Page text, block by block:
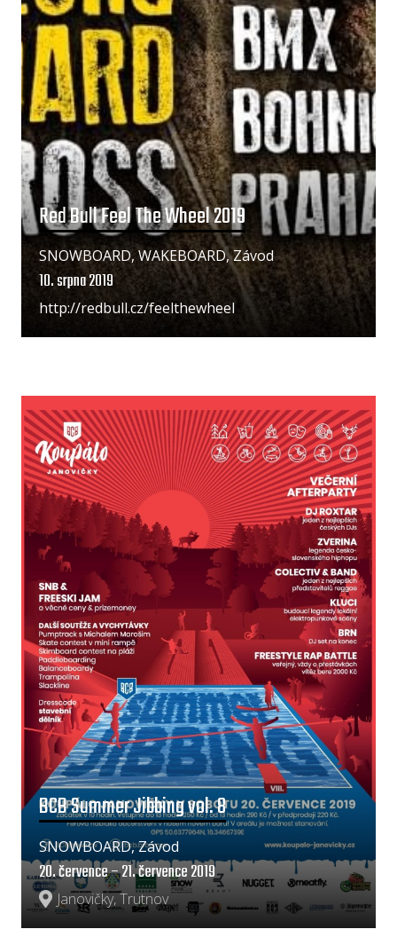
Red Bull Feel The Wheel 2019
http://redbull.cz/feelthewheel
10. srpna 2019
SNOWBOARD, WAKEBOARD, Závod
BCB Summer Jibbing vol. 8
Janovičky, Trutnov
20. července – 21. července 2019
SNOWBOARD, Závod